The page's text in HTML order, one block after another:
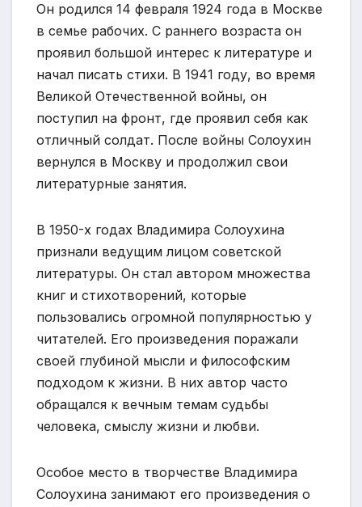
Он родился 14 февраля 1924 года в Москве
в семье рабочих. С раннего возраста он
проявил большой интерес к литературе и
начал писать стихи. В 1941 году, во время
Великой Отечественной войны, он
поступил на фронт, где проявил себя как
отличный солдат. После войны Солоухин
вернулся в Москву и продолжил свои
литературные занятия.
В 1950-х годах Владимира Солоухина
признали ведущим лицом советской
литературы. Он стал автором множества
книг и стихотворений, которые
пользовались огромной популярностью у
читателей. Его произведения поражали
своей глубиной мысли и философским
подходом к жизни. В них автор часто
обращался к вечным темам судьбы
человека, смыслу жизни и любви.
Особое место в творчестве Владимира
Солоухина занимают его произведения о